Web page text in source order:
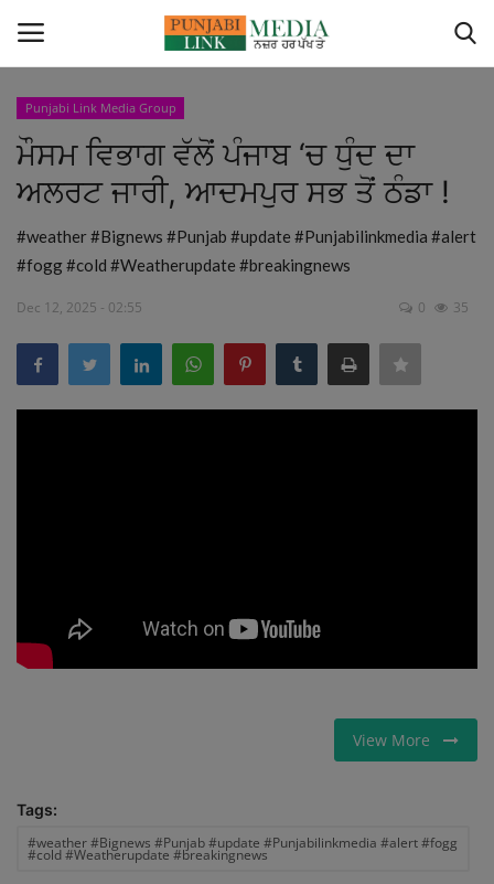
Home
Canada
ਭਾਰਤ
Gallery
Punjabi Link Media Group
ਮੌਸਮ ਵਿਭਾਗ ਵੱਲੋਂ ਪੰਜਾਬ ‘ਚ ਧੁੰਦ ਦਾ
ਅਲਰਟ ਜਾਰੀ, ਆਦਮਪੁਰ ਸਭ ਤੋਂ ਠੰਡਾ !
#weather #Bignews #Punjab #update #Punjabilinkmedia #alert
#fogg #cold #Weatherupdate #breakingnews
Dec 12, 2025 - 02:55 0 35
View More
Tags:
#weather #Bignews #Punjab #update #Punjabilinkmedia #alert #fogg
#cold #Weatherupdate #breakingnews